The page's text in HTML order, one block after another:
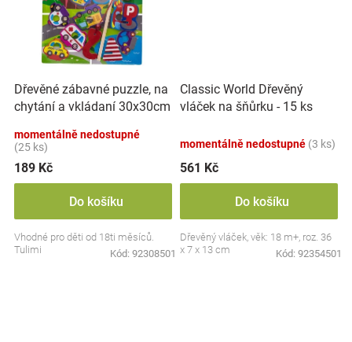
Dřevěné zábavné puzzle, na
chytání a vkládaní 30x30cm
momentálně nedostupné
(25 ks)
189 Kč
Do košíku
Vhodné pro děti od 18ti měsíců.
Tulimi
Kód: 92308501
Classic World Dřevěný
vláček na šňůrku - 15 ks
momentálně nedostupné (3 ks)
561 Kč
Do košíku
Dřevěný vláček, věk: 18 m+, roz. 36
x 7 x 13 cm
Kód: 92354501